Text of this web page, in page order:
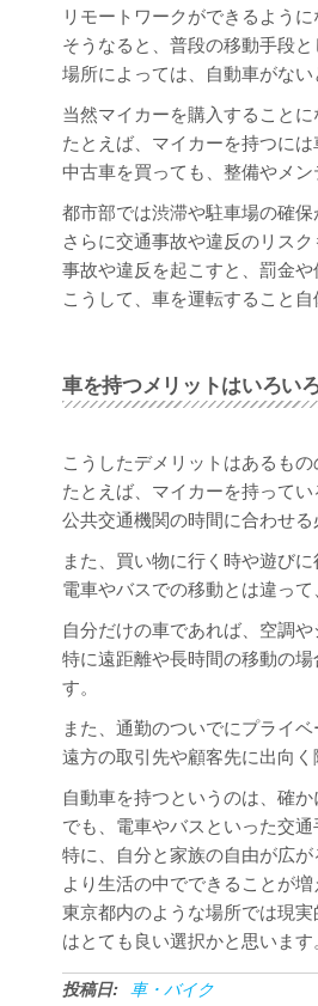
リモートワークができるよう
そうなると、普段の移動手段と
場所によっては、自動車がな
当然マイカーを購入すること
たとえば、マイカーを持つに
中古車を買っても、整備やメ
都市部では渋滞や駐車場の確
さらに交通事故や違反のリス
事故や違反を起こすと、罰金
こうして、車を運転すること
車を持つメリットはいろい
こうしたデメリットはあるも
たとえば、マイカーを持って
公共交通機関の時間に合わせ
また、買い物に行く時や遊び
電車やバスでの移動とは違っ
自分だけの車であれば、空調
特に遠距離や長時間の移動の
す。
また、通勤のついでにプライ
遠方の取引先や顧客先に出向
自動車を持つというのは、確
でも、電車やバスといった交
特に、自分と家族の自由が広が
より生活の中でできることが
東京都内のような場所では現
はとても良い選択かと思います。
投稿日: 車・バイク